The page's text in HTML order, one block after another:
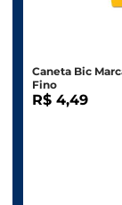
Caneta Bic
Fino
R$ 4,49